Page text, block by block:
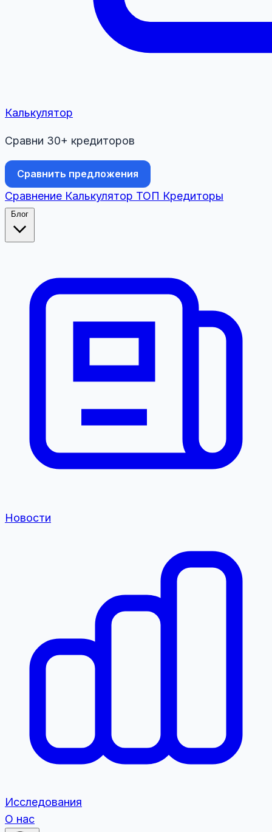
Калькулятор
Сравни 30+ кредиторов
Сравнить предложения
Сравнение Калькулятор ТОП Кредиторы
Новости
Исследования
О нас